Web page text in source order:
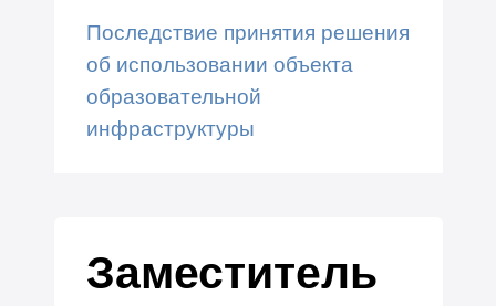
Последствие принятия решения
об использовании объекта
образовательной
инфраструктуры
Заместитель